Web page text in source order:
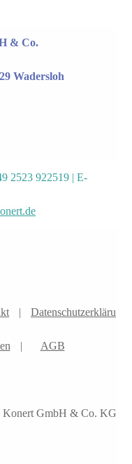
& Co.
Wadersloh
2523 922519 | E-
Datenschutzerkläru
AGB
GmbH & Co. KG